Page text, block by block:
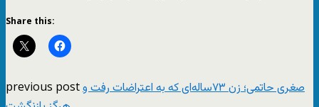
Share this:
previous postصغری حاتمی؛ زن ۷۳ساله‌ای که به اعتراضات رفت و